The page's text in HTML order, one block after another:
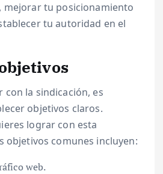
mejorar tu posicionamiento
tu autoridad en el
con la sindicación, es
objetivos claros.
lograr con esta
objetivos comunes incluyen:
web.